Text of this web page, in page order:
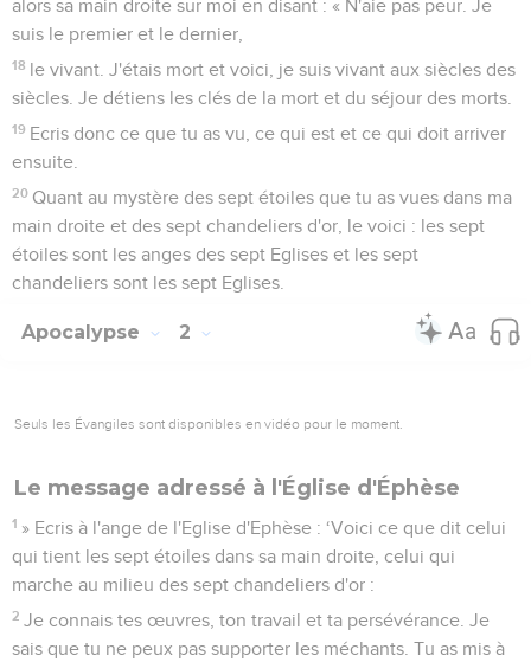
alors sa main droite sur moi en disant : « N'aie pas peur. Je
suis le premier et le dernier,
18 le vivant. J'étais mort et voici, je suis vivant aux siècles des
siècles. Je détiens les clés de la mort et du séjour des morts.
19 Ecris donc ce que tu as vu, ce qui est et ce qui doit arriver
ensuite.
20 Quant au mystère des sept étoiles que tu as vues dans ma
main droite et des sept chandeliers d'or, le voici : les sept
étoiles sont les anges des sept Eglises et les sept
chandeliers sont les sept Eglises.
Apocalypse 2
Seuls les Évangiles sont disponibles en vidéo pour le moment.
Le message adressé à l'Église d'Éphèse
1 » Ecris à l'ange de l'Eglise d'Ephèse : ‘Voici ce que dit celui
qui tient les sept étoiles dans sa main droite, celui qui
marche au milieu des sept chandeliers d'or :
2 Je connais tes œuvres, ton travail et ta persévérance. Je
sais que tu ne peux pas supporter les méchants. Tu as mis à